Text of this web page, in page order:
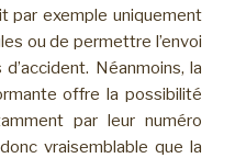
par exemple uniquement
ou de permettre l’envoi
Néanmoins, la
offre la possibilité
par leur numéro
vraisemblable que la